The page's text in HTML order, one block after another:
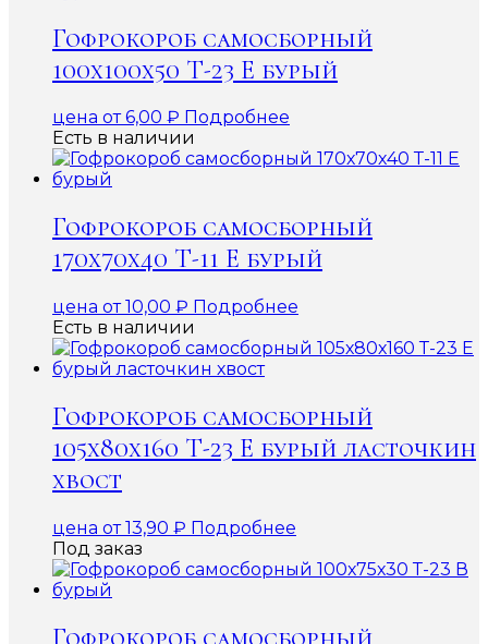
Гофрокороб самосборный
100х100х50 Т-23 Е бурый
цена от6,00 ₽ Подробнее
Есть в наличии
Гофрокороб самосборный
170х70х40 Т-11 Е бурый
цена от10,00 ₽ Подробнее
Есть в наличии
Гофрокороб самосборный
105х80х160 Т-23 Е бурый ласточкин
хвост
цена от13,90 ₽ Подробнее
Под заказ